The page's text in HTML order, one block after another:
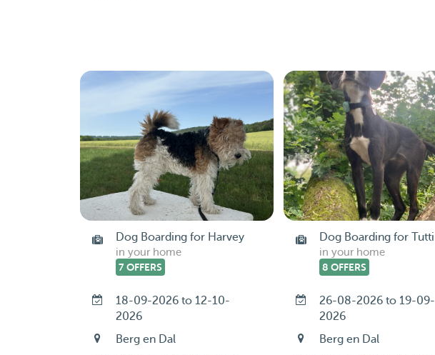
Dog Boarding for Harvey
in your home
7 OFFERS
18-09-2026 to 12-10-
2026
Berg en Dal
Dog Boarding for Tutti
in your home
8 OFFERS
26-08-2026 to 19-09-
2026
Berg en Dal